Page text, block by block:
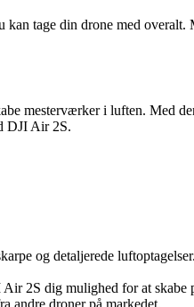
tage din drone med
mesterværker i luften. Med
DJI Air 2S.
og detaljerede
2S dig mulighed for at skabe
andre droner på markedet.